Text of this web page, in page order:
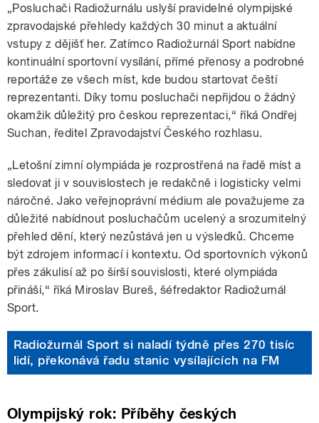
„Posluchači Radiožurnálu uslyší pravidelné olympijské
zpravodajské přehledy každých 30 minut a aktuální
vstupy z dějišť her. Zatímco Radiožurnál Sport nabídne
kontinuální sportovní vysílání, přímé přenosy a podrobné
reportáže ze všech míst, kde budou startovat čeští
reprezentanti. Díky tomu posluchači nepřijdou o žádný
okamžik důležitý pro českou reprezentaci,“ říká Ondřej
Suchan, ředitel Zpravodajství Českého rozhlasu.
„Letošní zimní olympiáda je rozprostřená na řadě míst a
sledovat ji v souvislostech je redakčně i logisticky velmi
náročné. Jako veřejnoprávní médium ale považujeme za
důležité nabídnout posluchačům ucelený a srozumitelný
přehled dění, který nezůstává jen u výsledků. Chceme
být zdrojem informací i kontextu. Od sportovních výkonů
přes zákulisí až po širší souvislosti, které olympiáda
přináší,“ říká Miroslav Bureš, šéfredaktor Radiožurnál
Sport.
Radiožurnál Sport si naladí týdně přes 270 tisíc
lidí, překonává řadu stanic vysílajících na FM
Olympijský rok: Příběhy českých